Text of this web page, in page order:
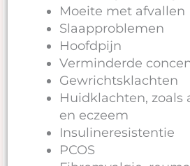
Moeite met afvallen
Slaapproblemen
Hoofdpijn
Verminderde
Gewrichtsklachten
Huidklachten, zoals
en eczeem
Insulineresistentie
PCOS